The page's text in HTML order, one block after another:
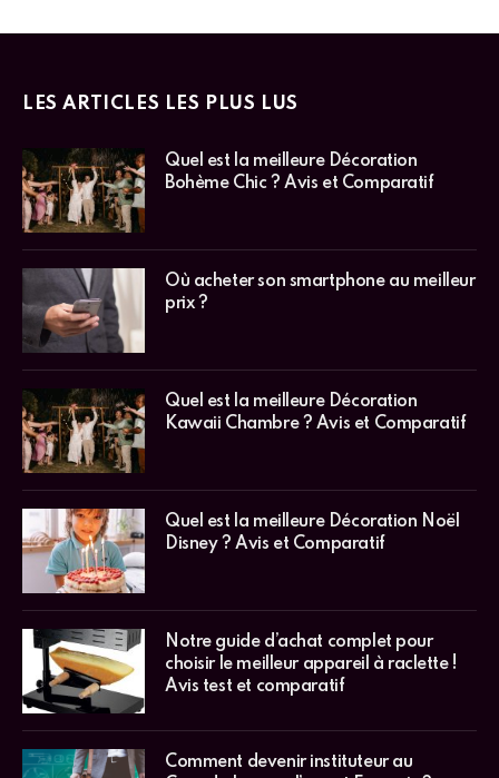
LES ARTICLES LES PLUS LUS
Quel est la meilleure Décoration
Bohème Chic ? Avis et Comparatif
Où acheter son smartphone au meilleur
prix ?
Quel est la meilleure Décoration
Kawaii Chambre ? Avis et Comparatif
Quel est la meilleure Décoration Noël
Disney ? Avis et Comparatif
Notre guide d’achat complet pour
choisir le meilleur appareil à raclette !
Avis test et comparatif
Comment devenir instituteur au